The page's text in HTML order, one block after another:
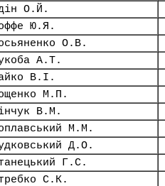
О.Й.
Ю.Я.
О.В.
А.Т.
В.І.
М.П.
В.М.
М.М.
Д.О.
Г.С.
С.К.